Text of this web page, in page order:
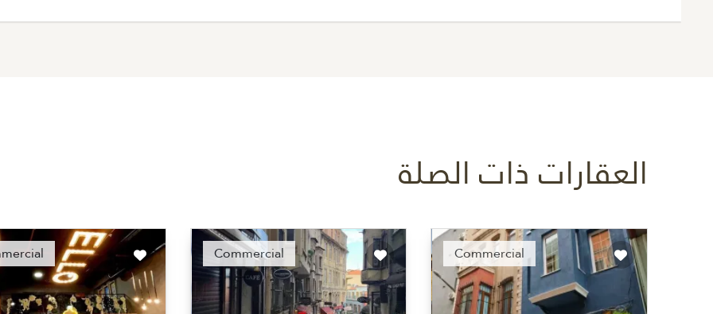
العقارات ذات الصلة
Commercial
Recommended
Commercial
Recommended
Recommended